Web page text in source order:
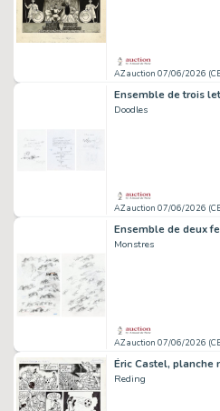
AZ auction 07/06/2026
Doodles
AZ auction 07/06/2026
Monstres
AZ auction 07/06/2026
Éric Castel, planche
Reding